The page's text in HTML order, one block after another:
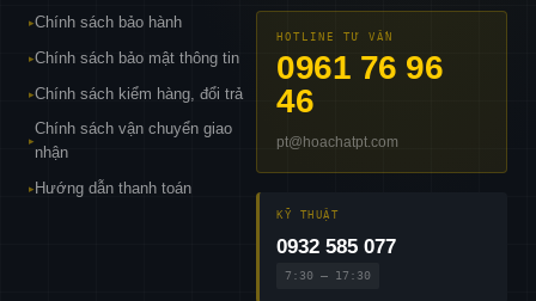
▸Chính sách bảo hành
▸Chính sách bảo mật thông tin
▸Chính sách kiểm hàng, đổi trả
▸
Chính sách vận chuyển giao
nhận
▸ Hướng dẫn thanh toán
HOTLINE TƯ VẤN
0961 76 96
46
pt@hoachatpt.com
KỸ THUẬT
0932 585 077
7:30 – 17:30